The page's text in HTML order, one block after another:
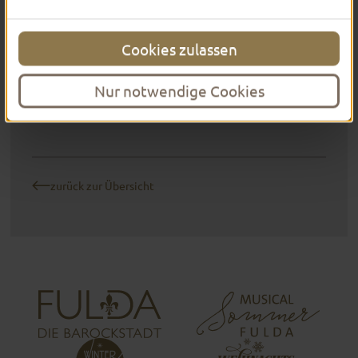
Cookies zulassen
Nur notwendige Cookies
Domstadt zu Hause, machen seit 25 Jahren Nachrichten in
Echtzeit und wollen mit unserem reichweitenstarken
Online-Medium „OSTHESSEN|NEWS“ den Hessentag 2026
zu den Menschen in Nord-Osthessen sowie nach
Südthüringen und Unterfranken bringen.“ Dabei liege der
Fokus vor allem auch auf einer starken Bild- und Video-
Berichterstattung.
zurück zur Übersicht